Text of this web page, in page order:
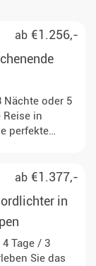
ab €1.256,-
Nächte oder 5
Reise in
perfekte
eine
die Sie ganz
ab €1.377,-
in
Tage / 3
Sie das